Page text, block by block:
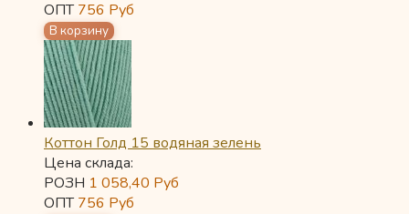
ОПТ756 Руб
Коттон Голд 15 водяная зелень
Цена склада:
РОЗН 1 058,40 Руб
ОПТ756 Руб